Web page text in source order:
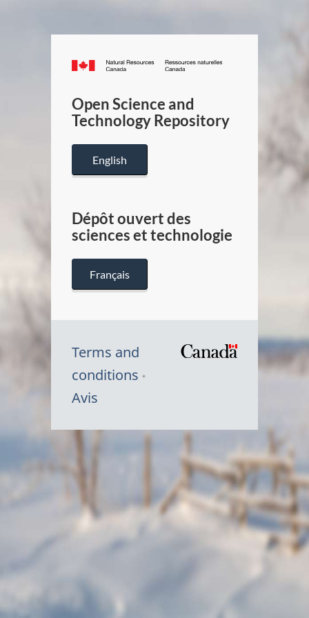
Canada.ca
/
Canada
Open Science and
Technology Repository
English
Dépôt ouvert des
sciences et technologie
Français
Terms and
conditions
Avis
Symbole
Canada